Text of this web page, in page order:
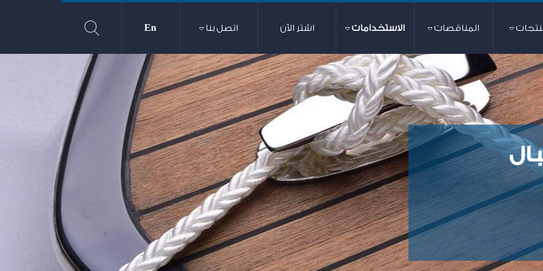
المناقصات الاستخدامات اشتر الآن اتصل بنا En
شركة القناة للحبال
إحدى شركات هيئة قناة السويس
شركة
إحدى شركات هيئة قناة
محدد
حالياً